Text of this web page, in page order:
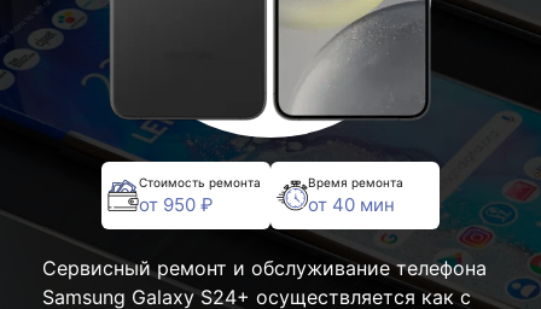
Стоимость ремонта
от 950 ₽
Время ремонта
от 40 мин
Сервисный ремонт и обслуживание телефона
Samsung Galaxy S24+ осуществляется как с